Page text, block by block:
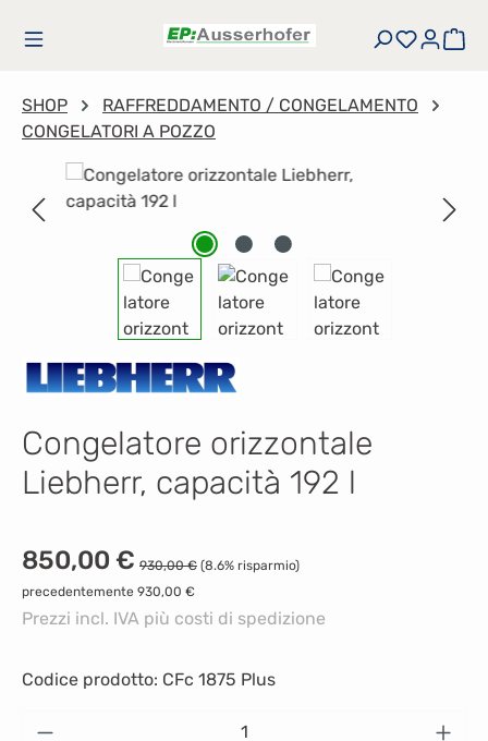
Passa al contenuto principale
Hai 0Il
SHOP
RAFFREDDAMENTO / CONGELAMENTO
CONGELATORI A POZZO
Salta la galleria di immagini
Congelatore orizzontale
Liebherr, capacità 192 l
Prezzo di vendita:
850,00 € Prezzo normale:
930,00 € (8.6% risparmio)
precedentemente 930,00 €
Prezzi incl. IVA più costi di spedizione
Codice prodotto: CFc 1875 Plus
Quantità del prodotto: inserisci la